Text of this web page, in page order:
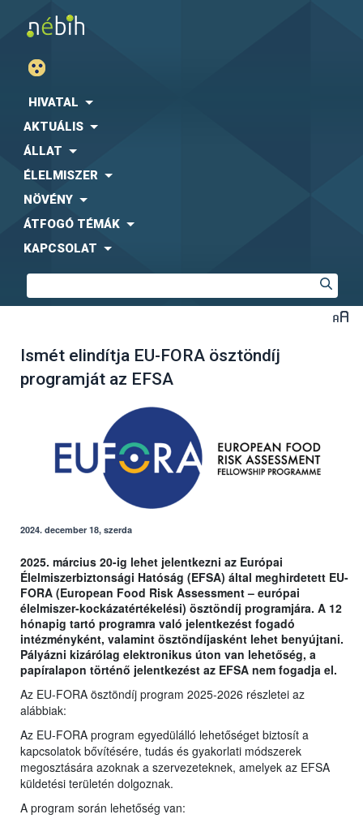
HIVATAL
AKTUÁLIS
ÁLLAT
ÉLELMISZER
NÖVÉNY
ÁTFOGÓ TÉMÁK
KAPCSOLAT
Ismét elindítja EU-FORA ösztöndíj
programját az EFSA
2024. december 18, szerda
2025. március 20-ig lehet jelentkezni az Európai
Élelmiszerbiztonsági Hatóság (EFSA) által meghirdetett EU-
FORA (European Food Risk Assessment – európai
élelmiszer-kockázatértékelési) ösztöndíj programjára. A 12
hónapig tartó programra való jelentkezést fogadó
intézményként, valamint ösztöndíjasként lehet benyújtani.
Pályázni kizárólag elektronikus úton van lehetőség, a
papíralapon történő jelentkezést az EFSA nem fogadja el.
Az EU-FORA ösztöndíj program 2025-2026 részletei az
alábbiak:
Az EU-FORA program egyedülálló lehetőséget biztosít a
kapcsolatok bővítésére, tudás és gyakorlati módszerek
megosztására azoknak a szervezeteknek, amelyek az EFSA
küldetési területén dolgoznak.
A program során lehetőség van: